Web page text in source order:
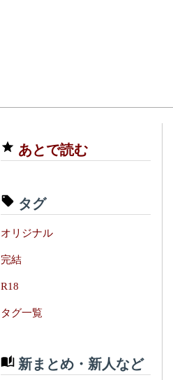
あとで読む
タグ
オリジナル
完結
R18
タグ一覧
新まとめ・新人など